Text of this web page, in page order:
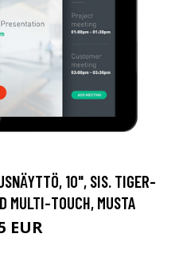
10", SIS. TIGER-
MULTI-TOUCH, MUSTA
EUR